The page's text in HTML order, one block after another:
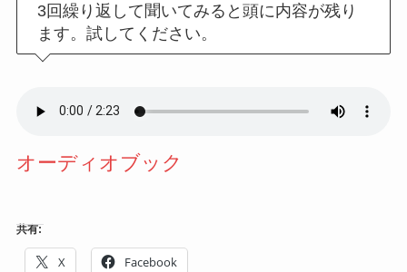
3回繰り返して聞いてみると頭に内容が残り
ます。試してください。
オーディオブック
共有:
X Facebook